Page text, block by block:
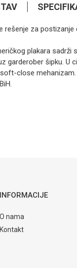
rešenje za
plakara sadrži
garderober šipku. U
close mehanizam.
INFORMACIJE
O nama
Kontakt